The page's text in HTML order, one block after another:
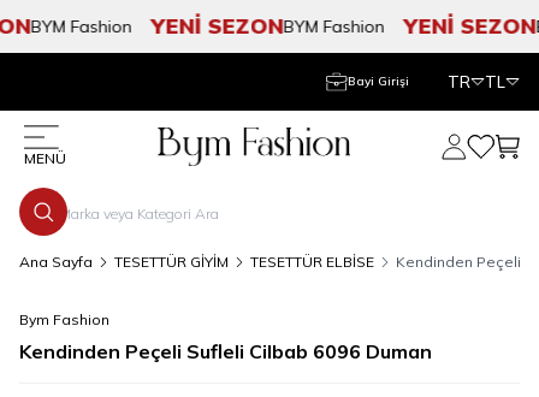
BYM Fashion YENİ SEZONBYM Fashion YENİ SEZON
Bayi Girişi TR TL
MENÜ
Hesabım
Ana Sayfa TESETTÜR GİYİM TESETTÜR ELBİSE Kendinden Peçeli
Bym Fashion
Kendinden Peçeli Sufleli Cilbab 6096 Duman